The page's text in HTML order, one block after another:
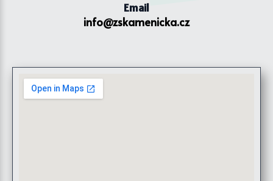
Email
info@zskamenicka.cz